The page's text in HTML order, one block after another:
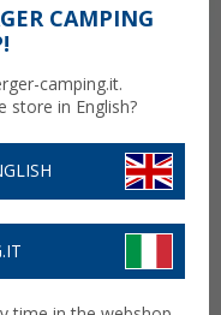
CAMPING
camping.it.
store in English?